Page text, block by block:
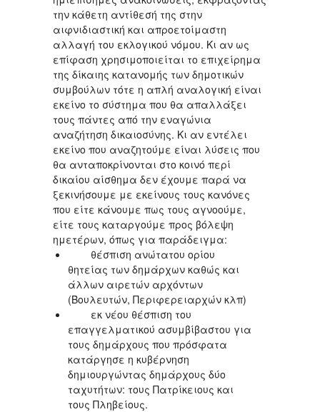
την κάθετη αντίθεσή της στην
αιφνιδιαστική και απροετοίμαστη
αλλαγή του εκλογικού νόμου. Κι αν ως
επίφαση χρησιμοποιείται το επιχείρημα
της δίκαιης κατανομής των δημοτικών
συμβούλων τότε η απλή αναλογική είναι
εκείνο το σύστημα που θα απαλλάξει
τους πάντες από την εναγώνια
αναζήτηση δικαιοσύνης. Κι αν εντέλει
εκείνο που αναζητούμε είναι λύσεις που
θα ανταποκρίνονται στο κοινό περί
δικαίου αίσθημα δεν έχουμε παρά να
ξεκινήσουμε με εκείνους τους κανόνες
που είτε κάνουμε πως τους αγνοούμε,
είτε τους καταργούμε προς βόλεψη
ημετέρων, όπως για παράδειγμα:
θέσπιση ανώτατου ορίου
θητείας των δημάρχων καθώς και
άλλων αιρετών αρχόντων
(Βουλευτών, Περιφερειαρχών κλπ)
εκ νέου θέσπιση του
επαγγελματικού ασυμβίβαστου για
τους δημάρχους που πρόσφατα
κατάργησε η κυβέρνηση
δημιουργώντας δημάρχους δύο
ταχυτήτων: τους Πατρίκειους και
τους Πληβείους.